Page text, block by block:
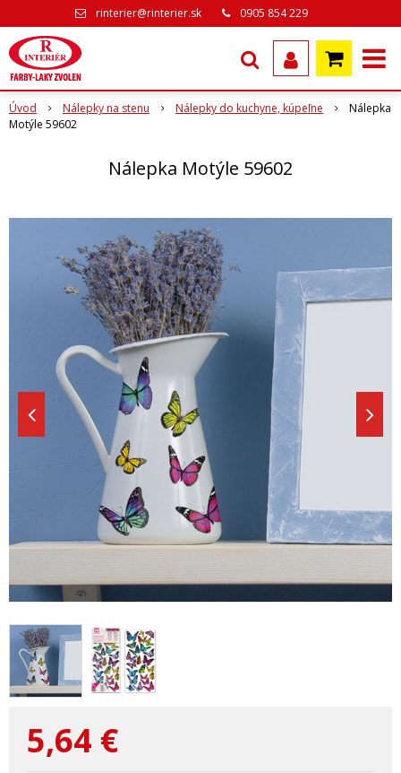
rinterier@rinterier.sk 0905 854 229
Úvod Nálepky na stenu Nálepky do kuchyne, kúpeľne
Nálepka
Motýle 59602
Nálepka Motýle 59602
5,64 €